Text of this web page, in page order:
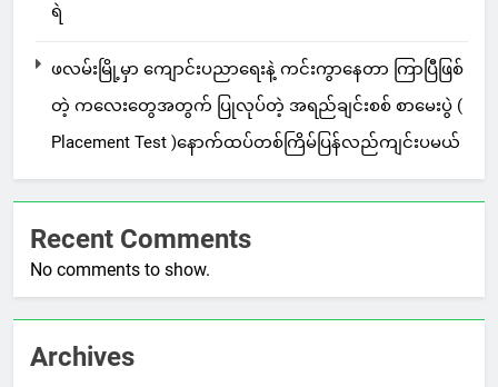
ရဲ
ဖလမ်းမြို့မှာ ကျောင်းပညာရေးနဲ့ ကင်းကွာနေတာ ကြာပြီဖြစ်
တဲ့ ကလေးတွေအတွက် ပြုလုပ်တဲ့ အရည်ချင်းစစ် စာမေးပွဲ (
Placement Test )နောက်ထပ်တစ်ကြိမ်ပြန်လည်ကျင်းပမယ်
Recent Comments
No comments to show.
Archives